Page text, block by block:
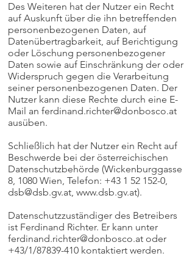
Des Weiteren hat der Nutzer ein Recht
auf Auskunft über die ihn betreffenden
personenbezogenen Daten, auf
Datenübertragbarkeit, auf Berichtigung
oder Löschung personenbezogener
Daten sowie auf Einschränkung der oder
Widerspruch gegen die Verarbeitung
seiner personenbezogenen Daten. Der
Nutzer kann diese Rechte durch eine E-
Mail an ferdinand.richter@donbosco.at
ausüben.
Schließlich hat der Nutzer ein Recht auf
Beschwerde bei der österreichischen
Datenschutzbehörde (Wickenburggasse
8, 1080 Wien, Telefon: +43 1 52 152-0,
dsb@dsb.gv.at, www.dsb.gv.at).
Datenschutzzuständiger des Betreibers
ist Ferdinand Richter. Er kann unter
ferdinand.richter@donbosco.at oder
+43/1/87839-410 kontaktiert werden.